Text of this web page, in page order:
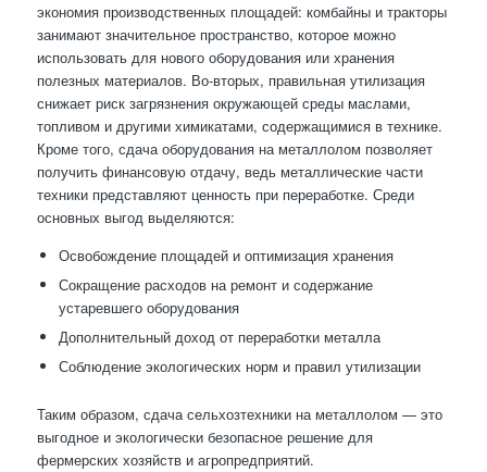
экономия производственных площадей: комбайны и тракторы
занимают значительное пространство, которое можно
использовать для нового оборудования или хранения
полезных материалов. Во-вторых, правильная утилизация
снижает риск загрязнения окружающей среды маслами,
топливом и другими химикатами, содержащимися в технике.
Кроме того, сдача оборудования на металлолом позволяет
получить финансовую отдачу, ведь металлические части
техники представляют ценность при переработке. Среди
основных выгод выделяются:
Освобождение площадей и оптимизация хранения
Сокращение расходов на ремонт и содержание
устаревшего оборудования
Дополнительный доход от переработки металла
Соблюдение экологических норм и правил утилизации
Таким образом, сдача сельхозтехники на металлолом — это
выгодное и экологически безопасное решение для
фермерских хозяйств и агропредприятий.